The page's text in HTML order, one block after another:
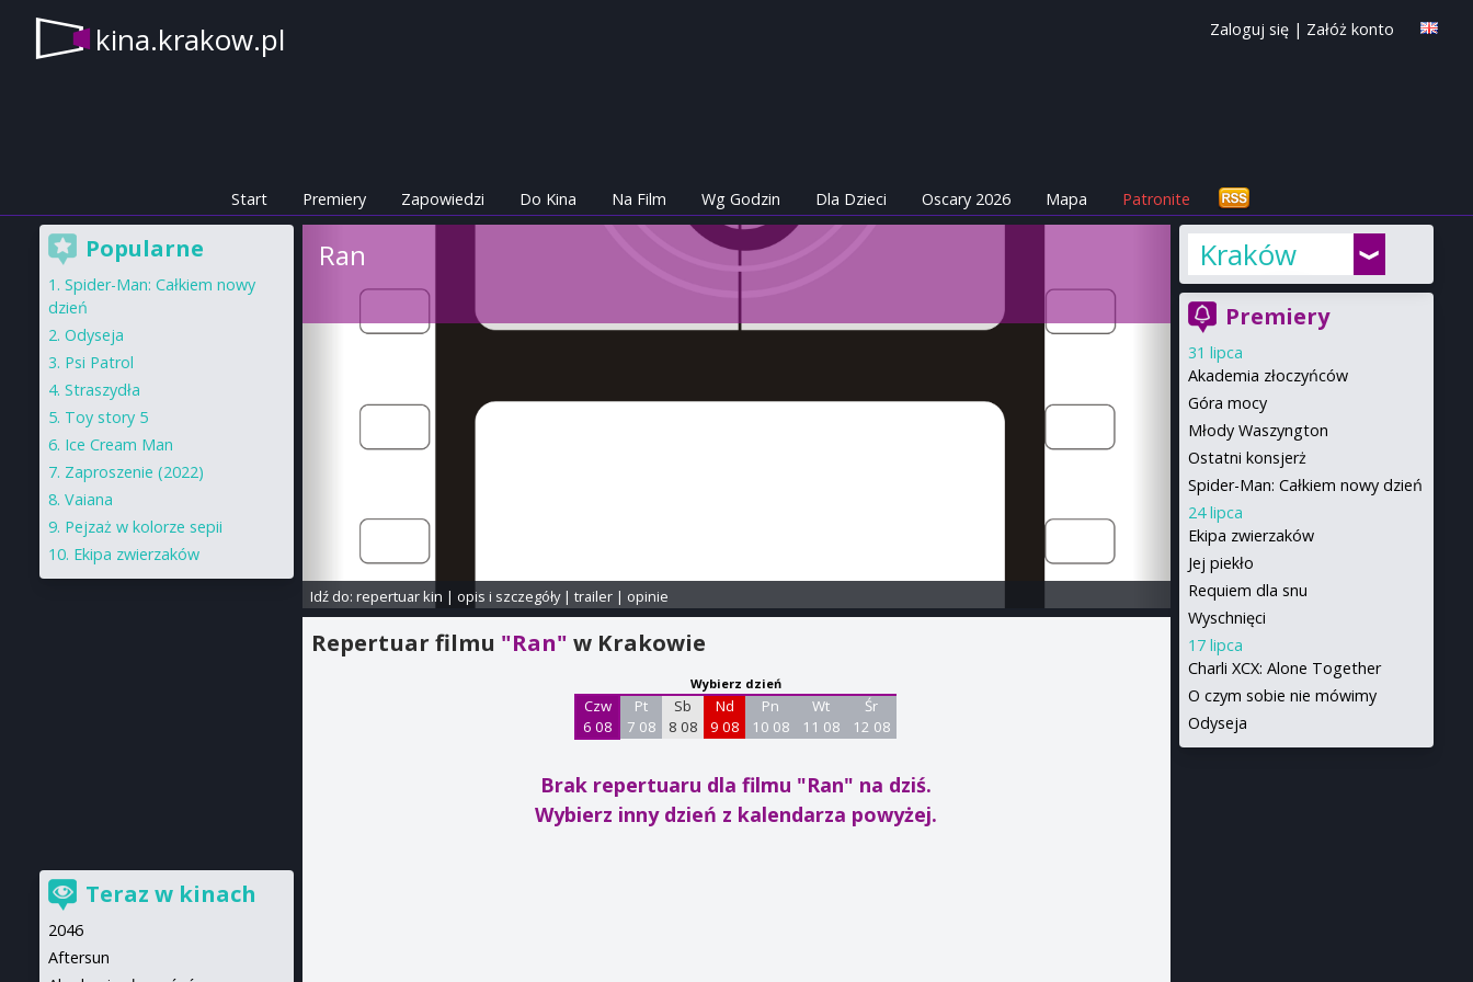
kina.krakow.pl Zaloguj się | Załóż konto
Start Premiery Zapowiedzi Do Kina Na Film Wg Godzin Dla Dzieci Oscary 2026 Mapa Patronite
Ran
Idź do: repertuar kin | opis i szczegóły| trailer| opinie
Repertuar filmu "Ran"w Krakowie
Wybierz dzień
Czw
6 08
Pt
7 08
Sb
8 08
Nd
9 08
Pn
10 08
Wt
11 08
Śr
12 08
Brak repertuaru dla filmu "Ran" na dziś.
Wybierz inny dzień z kalendarza powyżej.
Kraków
Premiery
31 lipca
Akademia złoczyńców
Góra mocy
Młody Waszyngton
Ostatni konsjerż
Spider-Man: Całkiem nowy dzień
24 lipca
Ekipa zwierzaków
Jej piekło
Requiem dla snu
Wyschnięci
17 lipca
Charli XCX: Alone Together
O czym sobie nie mówimy
Odyseja
Popularne
Spider-Man: Całkiem nowy
dzień
Odyseja
Psi Patrol
Straszydła
Toy story 5
Ice Cream Man
Zaproszenie (2022)
Vaiana
Pejzaż w kolorze sepii
Ekipa zwierzaków
Teraz w kinach
2046
Aftersun